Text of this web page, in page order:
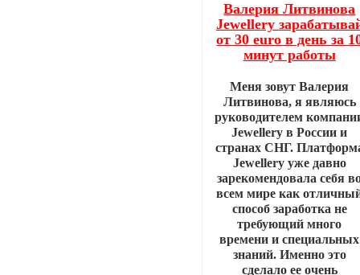
Валерия Литвинова
Jewellery
от 30 euro в день за
минут работы
Меня зовут Валерия
Литвинова, я являюсь
руководителем
Jewellery в России и
странах СНГ.
Jewellery уже давно
зарекомендовала себя
всем мире как
способ заработка не
требующий много
времени и специальных
знаний. Именно это
сделало ее очень